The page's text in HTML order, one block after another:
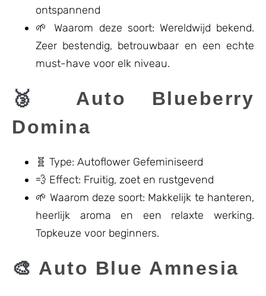
ontspannend
🌱 Waarom deze soort: Wereldwijd bekend.
Zeer bestendig, betrouwbaar en een echte
must-have voor elk niveau.
🥉 Auto Blueberry
Domina
🧬 Type: Autoflower Gefeminiseerd
💨 Effect: Fruitig, zoet en rustgevend
🌱 Waarom deze soort: Makkelijk te hanteren,
heerlijk aroma en een relaxte werking.
Topkeuze voor beginners.
🎨 Auto Blue Amnesia